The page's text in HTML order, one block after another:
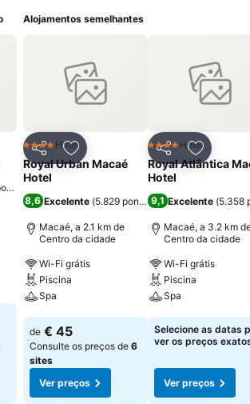
Macaé Othon Suítes encontra-se bem
favoritos
Alojamentos semelhantes
PartilharAdicionar aos favoritos
4 EstrelasHotel
Royal Urban Macaé
Hotel
8,6 Excelente (5.829 pontuações)
Macaé, a 2.1 km de
Centro da cidade
Wi-Fi grátis
Piscina
Spa
Ver preços
de € 45
Consulte os preços de 6
sites
Ver preços
Partilhar
4 EstrelasHotel
Royal Atlântica
Hotel
9,1 Excelente (5.358
Macaé, a 3.2 km
Centro da cidade
Wi-Fi grátis
Piscina
Spa
Ver preços
Selecione as datas
ver os preços
Ver preços